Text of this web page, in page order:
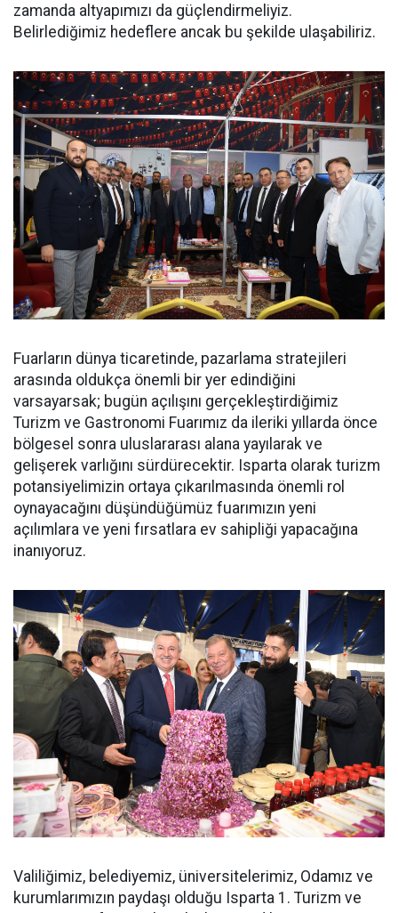
zamanda altyapımızı da güçlendirmeliyiz.
Belirlediğimiz hedeflere ancak bu şekilde ulaşabiliriz.
Fuarların dünya ticaretinde, pazarlama stratejileri
arasında oldukça önemli bir yer edindiğini
varsayarsak; bugün açılışını gerçekleştirdiğimiz
Turizm ve Gastronomi Fuarımız da ileriki yıllarda önce
bölgesel sonra uluslararası alana yayılarak ve
gelişerek varlığını sürdürecektir. Isparta olarak turizm
potansiyelimizin ortaya çıkarılmasında önemli rol
oynayacağını düşündüğümüz fuarımızın yeni
açılımlara ve yeni fırsatlara ev sahipliği yapacağına
inanıyoruz.
Valiliğimiz, belediyemiz, üniversitelerimiz, Odamız ve
kurumlarımızın paydaşı olduğu Isparta 1. Turizm ve